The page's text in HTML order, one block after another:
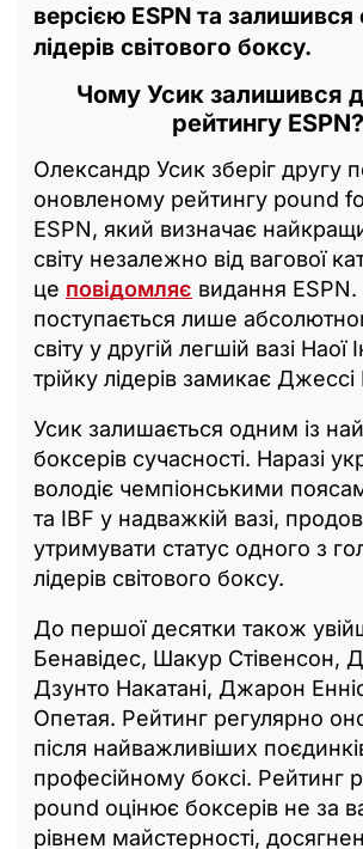
версією ESPN та залишився
лідерів світового боксу.
Чому Усик залишився
рейтингу ESPN?
Олександр Усик зберіг другу
оновленому рейтингу pound
ESPN, який визначає
світу незалежно від вагової
це повідомляє видання ESPN.
поступається лише
світу у другій легшій вазі Наої
трійку лідерів замикає Джессі
Усик залишається одним із
боксерів сучасності. Наразі
володіє чемпіонськими
та IBF у надважкій вазі,
утримувати статус одного з
лідерів світового боксу.
До першої десятки також
Бенавідес, Шакур Стівенсон,
Дзунто Накатані, Джарон
Опетая. Рейтинг регулярно
після найважливіших
професійному боксі. Рейтинг
pound оцінює боксерів не за
рівнем майстерності,